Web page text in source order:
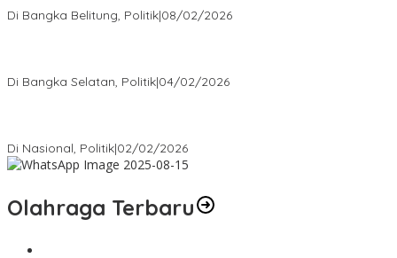
Di Bangka Belitung, Politik|08/02/2026
Di Bangka Selatan, Politik|04/02/2026
Di Nasional, Politik|02/02/2026
Olahraga Terbaru